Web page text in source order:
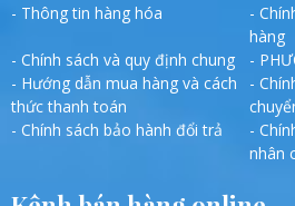
- Thông tin hàng hóa
-
hàng
- Chính sách và quy định chung
-
- Hướng dẫn mua hàng và cách
thức thanh toán
-
- Chính sách bảo hành đổi trả
-
nhân